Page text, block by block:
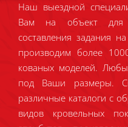
Наш выездной
Вам на объект для
составления задания
производим более
кованых моделей.
под Ваши размеры.
различные каталоги с
видов кровельных